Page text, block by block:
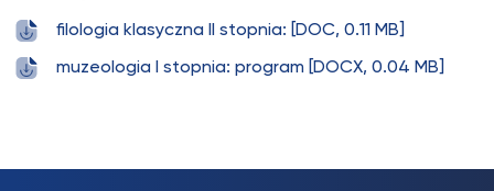
filologia klasyczna II stopnia: [DOC, 0.11 MB]
muzeologia I stopnia: program [DOCX, 0.04 MB]